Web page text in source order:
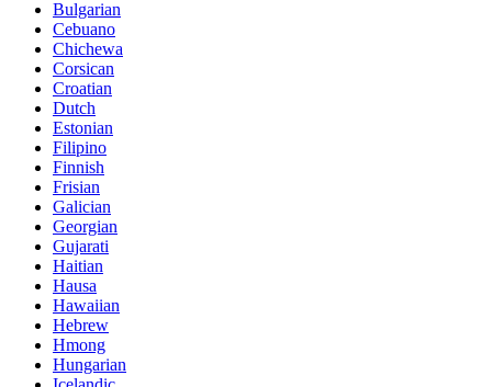
Bulgarian
Cebuano
Chichewa
Corsican
Croatian
Dutch
Estonian
Filipino
Finnish
Frisian
Galician
Georgian
Gujarati
Haitian
Hausa
Hawaiian
Hebrew
Hmong
Hungarian